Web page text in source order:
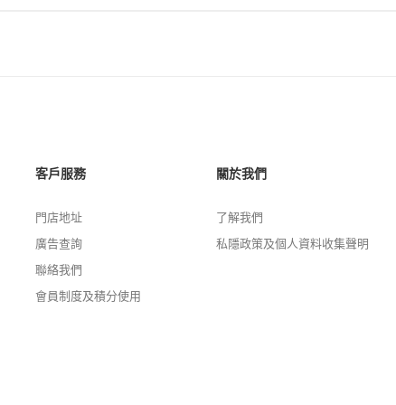
客戶服務
門店地址
廣告查詢
聯絡我們
會員制度及積分使用
關於我們
了解我們
私隱政策及個人資料收集聲明